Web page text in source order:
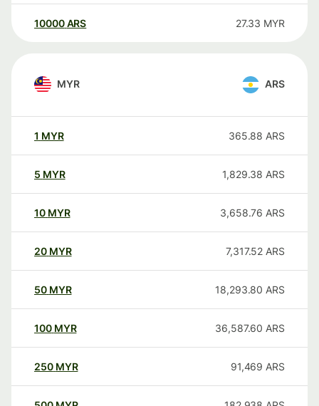
10000 ARS 27.33 MYR
MYR ARS
1 MYR 365.88 ARS
5 MYR 1,829.38 ARS
10 MYR 3,658.76 ARS
20 MYR 7,317.52 ARS
50 MYR 18,293.80 ARS
100 MYR 36,587.60 ARS
250 MYR 91,469 ARS